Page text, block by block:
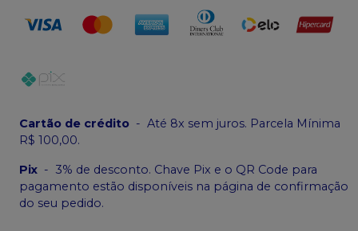
Cartão de crédito - Até 8x sem juros. Parcela Mínima
R$ 100,00.
Pix - 3% de desconto. Chave Pix e o QR Code para
pagamento estão disponíveis na página de confirmação
do seu pedido.